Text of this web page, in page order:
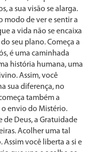
a sua visão se alarga.
modo de ver e sentir a
a vida não se encaixa
seu plano. Começa a
é uma caminhada
história humana, uma
Assim, você
sua diferença, no
também a
o envio do Mistério.
de Deus, a Gratuidade
Acolher uma tal
você liberta a si e